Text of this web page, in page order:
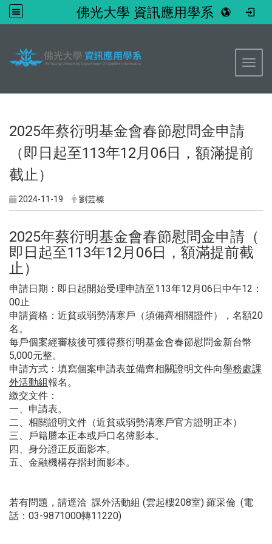
佛光大學 資訊應用學系
2025年蔡衍明基金會春節慰問金申請
（即日起至113年12月06日，額滿提前
截止）
2024-11-19 劉芸榛
2025年蔡衍明基金會春節慰問金申請（
即日起至113年12月06日，額滿提前截
止）
申請日期：即日起開始受理申請至113年12月06日中午12：
00止
申請資格：近貧或弱勢清寒戶（須備齊相關證件），名額20
名。
每戶個案經審核後可獲得蔡衍明基金會春節慰問金新台幣
5,000元整。
申請方式：填寫個案申請表並備齊相關證明文件向學務處課
外活動組報名。
繳交文件：
一、申請表。
二、相關證明文件（近貧或弱勢清寒戶官方證明正本）
三、戶籍謄本正本或戶口名簿影本。
四、身分證正反面影本。
五、金融機構存摺封面影本。
若有問題，請逕洽 課外活動組 (雲起樓208室) 羅采倫 (電
話：03-9871000轉11220)